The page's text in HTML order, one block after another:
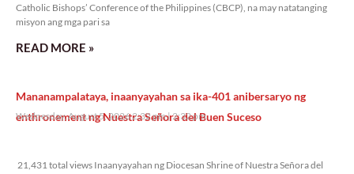
Catholic Bishops’ Conference of the Philippines (CBCP), na may natatanging
misyon ang mga pari sa
READ MORE »
Mananampalataya, inaanyayahan sa ika-401 anibersaryo ng
enthronement ng Nuestra Señora del Buen Suceso
Wednesday, August 5, 2026 2:32 pm 2:32 pm
21,431 total views Inaanyayahan ng Diocesan Shrine of Nuestra Señora del